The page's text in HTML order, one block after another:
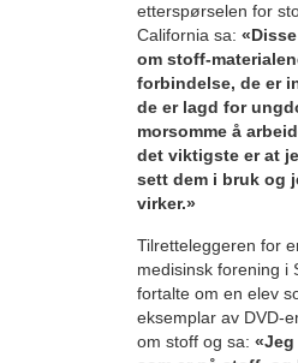
etterspørselen for
California sa:
om stoff-
forbindelse, de er
de er lagd for
morsomme å
det viktigste er at
sett dem i bruk og
virker.»
Tilretteleggeren for
medisinsk forening i
fortalte om en elev
eksemplar av DVD-
om stoff og sa: